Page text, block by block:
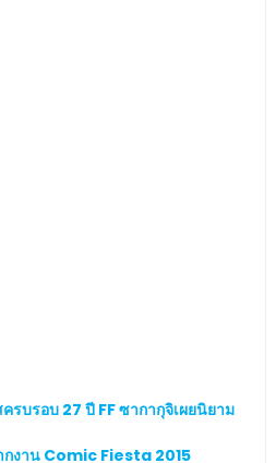
บรอบ 27 ปี FF ซากากุจิเผยนิยาม
กงาน Comic Fiesta 2015